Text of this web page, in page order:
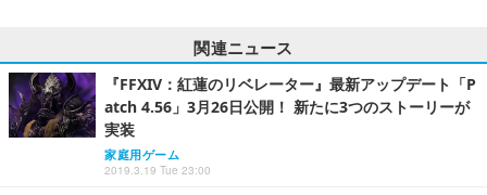
関連ニュース
『FFXIV：紅蓮のリベレーター』最新アップデート「P
atch 4.56」3月26日公開！ 新たに3つのストーリーが
実装
家庭用ゲーム
2019.3.19 Tue 23:00